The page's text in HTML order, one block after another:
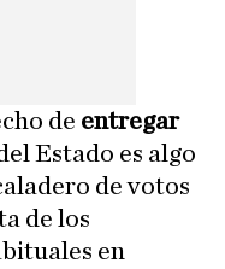
de entregar
Estado es algo
de votos
de los
en